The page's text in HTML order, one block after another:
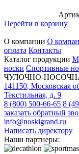
Перейти в корзину
О компании О
оплата Контакты
Каталог продукции
носки Спортивные
ЧУЛОЧНО-
141150, Московская
Текстильная, д. 9
8 (800) 500-66-65 8
заказать обратный
info@noskigrand.ru
Написать директору
Наши партнеры: